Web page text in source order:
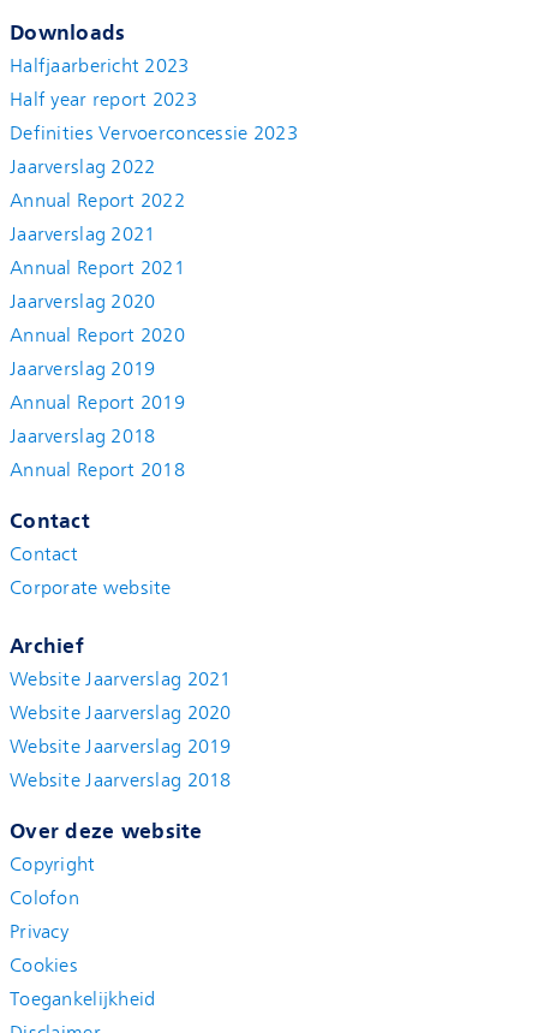
Downloads
Halfjaarbericht 2023
Half year report 2023
Definities Vervoerconcessie 2023
Jaarverslag 2022
Annual Report 2022
Jaarverslag 2021
Annual Report 2021
Jaarverslag 2020
Annual Report 2020
Jaarverslag 2019
Annual Report 2019
Jaarverslag 2018
Annual Report 2018
Contact
Contact
Corporate website
Archief
Website Jaarverslag 2021
Website Jaarverslag 2020
Website Jaarverslag 2019
Website Jaarverslag 2018
Over deze website
Copyright
Colofon
Privacy
Cookies
Toegankelijkheid